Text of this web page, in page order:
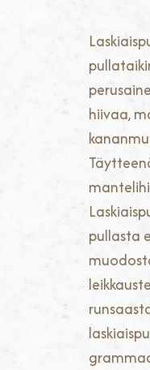
hiivaa,
pullasta